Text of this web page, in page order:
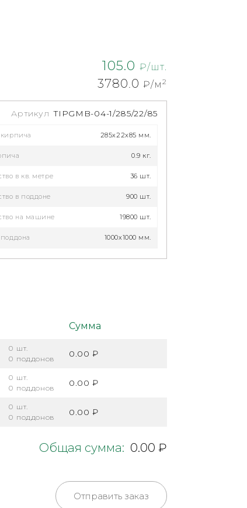
105.0 ₽/шт.
3780.0 ₽/м 2
Артикул TIPGMB-04-1/285/22/85
285x22x85 мм.
0.9 кг.
в кв. метре 36 шт.
в поддоне 900 шт.
на машине 19800 шт.
1000х1000 мм.
Сумма
0 шт.
0 поддонов 0.00 ₽
0 шт.
0 поддонов 0.00 ₽
0 шт.
0 поддонов 0.00 ₽
Общая сумма: 0.00 ₽
Отправить заказ